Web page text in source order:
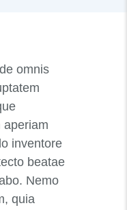
omnis
aperiam
inventore
beatae
Nemo
quia